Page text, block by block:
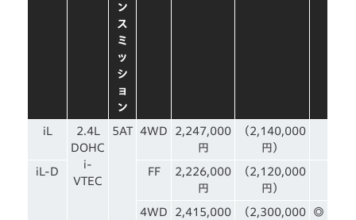
ン
ス
ミ
ッ
シ
ョ
ン
iL
2.4L
DOHC
i-
VTEC
5AT 4WD
2,247,000
円
（2,140,000
円）
iL-D FF
2,226,000
円
（2,120,000
円）
4WD
2,415,000
（2,300,000
◎